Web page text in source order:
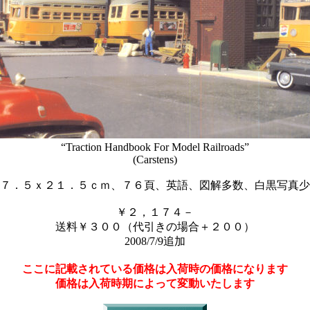
“Traction Handbook For Model Railroads”
(Carstens)
．５ｘ２１．５ｃｍ、７６頁、英語、図解多数、白黒写真
￥２，１７４－
送料￥３００（代引きの場合＋２００）
2008/7/9追加
ここに記載されている価格は入荷時の価格になります
価格は入荷時期によって変動いたします